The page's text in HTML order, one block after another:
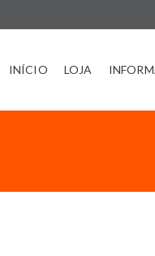
INÍCIO LOJA